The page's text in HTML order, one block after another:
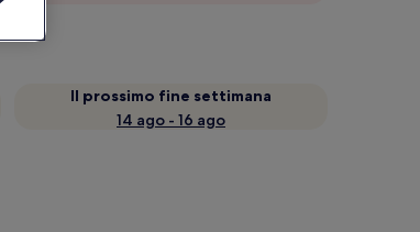
Il prossimo fine settimana
14 ago - 16 ago